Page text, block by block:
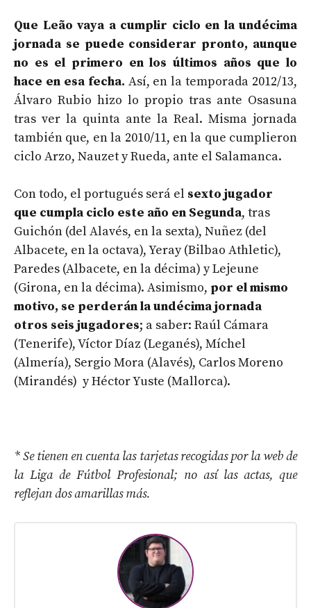
Que Leão vaya a cumplir ciclo en la undécima
jornada se puede considerar pronto, aunque
no es el primero en los últimos años que lo
hace en esa fecha. Así, en la temporada 2012/13,
Álvaro Rubio hizo lo propio tras ante Osasuna
tras ver la quinta ante la Real. Misma jornada
también que, en la 2010/11, en la que cumplieron
ciclo Arzo, Nauzet y Rueda, ante el Salamanca.
Con todo, el portugués será el sexto jugador
que cumpla ciclo este año en Segunda, tras
Guichón (del Alavés, en la sexta), Nuñez (del
Albacete, en la octava), Yeray (Bilbao Athletic),
Paredes (Albacete, en la décima) y Lejeune
(Girona, en la décima). Asimismo, por el mismo
motivo, se perderán la undécima jornada
otros seis jugadores; a saber: Raúl Cámara
(Tenerife), Víctor Díaz (Leganés), Míchel
(Almería), Sergio Mora (Alavés), Carlos Moreno
(Mirandés) y Héctor Yuste (Mallorca).
* Se tienen en cuenta las tarjetas recogidas por la web de
la Liga de Fútbol Profesional; no así las actas, que
reflejan dos amarillas más.